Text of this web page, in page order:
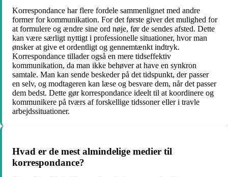
Korrespondance har flere fordele sammenlignet med andre
former for kommunikation. For det første giver det mulighed for
at formulere og ændre sine ord nøje, før de sendes afsted. Dette
kan være særligt nyttigt i professionelle situationer, hvor man
ønsker at give et ordentligt og gennemtænkt indtryk.
Korrespondance tillader også en mere tidseffektiv
kommunikation, da man ikke behøver at have en synkron
samtale. Man kan sende beskeder på det tidspunkt, der passer
en selv, og modtageren kan læse og besvare dem, når det passer
dem bedst. Dette gør korrespondance ideelt til at koordinere og
kommunikere på tværs af forskellige tidssoner eller i travle
arbejdssituationer.
Hvad er de mest almindelige medier til
korrespondance?